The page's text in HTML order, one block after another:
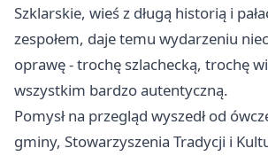
Szklarskie, wieś z długą historią i
zespołem, daje temu wydarzeniu
oprawę - trochę szlachecką, trochę
wszystkim bardzo autentyczną.
Pomysł na przegląd wyszedł od
gminy, Stowarzyszenia Tradycji i